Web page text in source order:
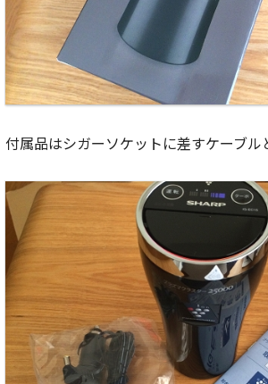
付属品はシガーソケットに差すケーブル